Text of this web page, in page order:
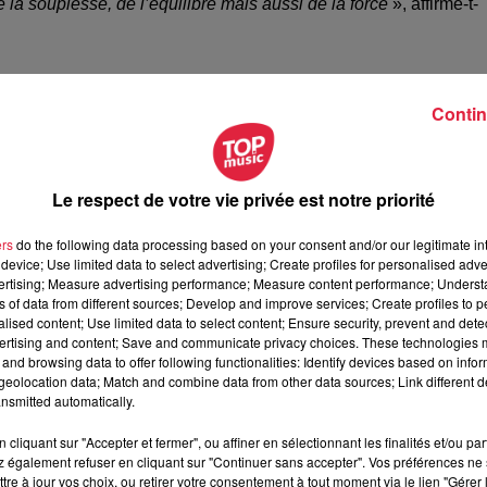
la souplesse, de l’équilibre mais aussi de la force », affirme-t-
», raconte Alexane. C’est donc sans attente particulière
de ses compétences techniques mais aussi un numéro
de nouvelles vidéos.
Elle a convaincu la compagnie du
une jeune fille de 15 ans nommée Isabella . La
pendant la période de Noël.D’octobre à décembre la
du cirque du soleil qui a été créé spécialement pour moi
sociauxmais elle a aussiperdu goût à la magie de
fête car elle va êtreemmenée dans un monde
. Le spectacle du cirque du soleil se tient majoritairementaux
Le respect de votre vie privée est notre priorité
do the following data processing based on your consent and/or our legitimate
Use limited data to select advertising; Create profiles for personalised
Measure advertising performance; Measure content performance;
of data from different sources; Develop and improve services; Create profiles to
content; Use limited data to select content; Ensure security, prevent and
and content; Save and communicate privacy choices. These technologies
browsing data to offer following functionalities: Identify devices based on
data; Match and combine data from other data sources; Link different
automatically.
cliquant sur "Accepter et fermer", ou affiner en sélectionnant les finalités et/ou
également refuser en cliquant sur "Continuer sans accepter". Vos préférences
à jour vos choix, ou retirer votre consentement à tout moment via le lien